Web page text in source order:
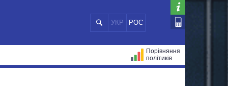
УКР РОС
Порівняння
політиків